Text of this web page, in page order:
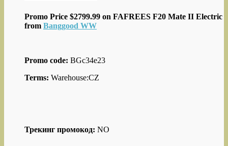
Promo Price $2799.99 on FAFREES F20 Mate II Electric
from Banggood WW
Promo code: BGc34e23
Terms: Warehouse:CZ
Трекинг промокод: NO